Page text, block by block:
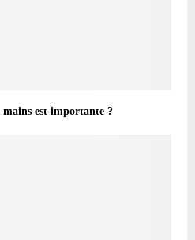
est importante ?